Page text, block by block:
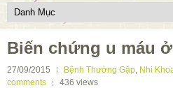
Biến chứng u máu
27/09/2015 Bệnh Thường Gặp, Nhi
comments
436 views